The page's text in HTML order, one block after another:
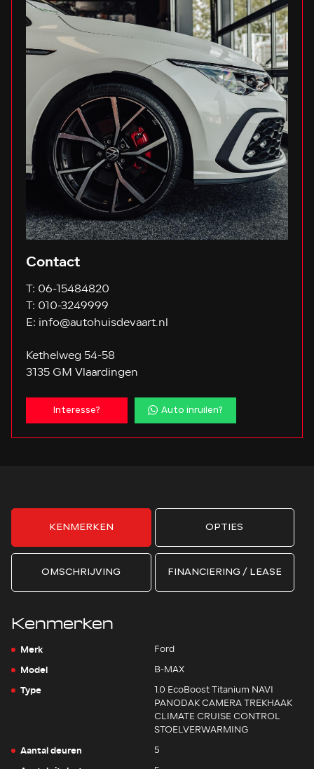
Contact
T: 06-15484820
T: 010-3249999
E: info@autohuisdevaart.nl
Kethelweg 54-58
3135 GM Vlaardingen
Interesse? Auto inruilen?
KENMERKEN OPTIES
OMSCHRIJVING FINANCIERING / LEASE
Kenmerken
Merk Ford
Model B-MAX
Type
1.0 EcoBoost Titanium NAVI
PANODAK CAMERA TREKHAAK
CLIMATE CRUISE CONTROL
STOELVERWARMING
Aantal deuren 5